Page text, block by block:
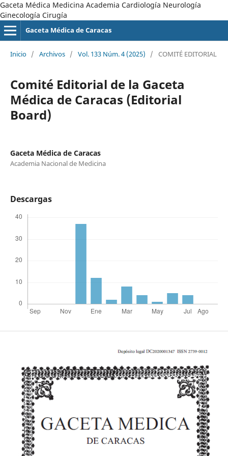
Gaceta Médica Medicina Academia Cardiología Neurología
Ginecología Cirugía
Gaceta Médica de Caracas
Inicio / Archivos / Vol. 133 Núm. 4 (2025) / COMITÉ EDITORIAL
Comité Editorial de la Gaceta
Médica de Caracas (Editorial
Board)
Gaceta Médica de Caracas
Academia Nacional de Medicina
Descargas